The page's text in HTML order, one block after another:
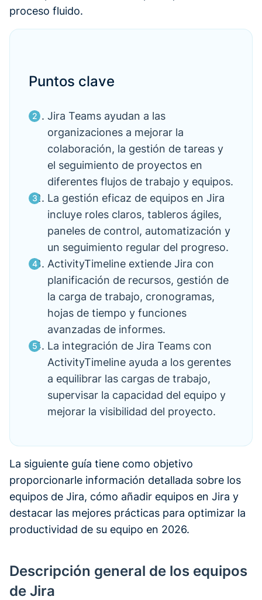
proceso fluido.
Puntos clave
Jira Teams ayudan a las
organizaciones a mejorar la
colaboración, la gestión de tareas y
el seguimiento de proyectos en
diferentes flujos de trabajo y equipos.
La gestión eficaz de equipos en Jira
incluye roles claros, tableros ágiles,
paneles de control, automatización y
un seguimiento regular del progreso.
ActivityTimeline extiende Jira con
planificación de recursos, gestión de
la carga de trabajo, cronogramas,
hojas de tiempo y funciones
avanzadas de informes.
La integración de Jira Teams con
ActivityTimeline ayuda a los gerentes
a equilibrar las cargas de trabajo,
supervisar la capacidad del equipo y
mejorar la visibilidad del proyecto.
La siguiente guía tiene como objetivo
proporcionarle información detallada sobre los
equipos de Jira, cómo añadir equipos en Jira y
destacar las mejores prácticas para optimizar la
productividad de su equipo en 2026.
Descripción general de los equipos
de Jira